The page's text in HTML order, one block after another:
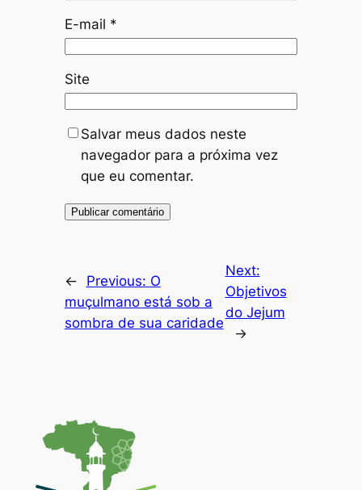
E-mail *
Site
Salvar meus dados neste
navegador para a próxima vez
que eu comentar.
← Previous: O
muçulmano está sob a
sombra de sua caridade
Next:
Objetivos
do Jejum
→